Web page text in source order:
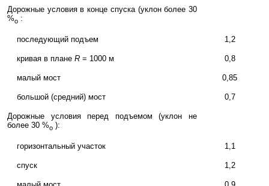
Дорожные условия в конце спуска (уклон более 30
%о :
последующий подъем 1,2
кривая в планеR = 1000 м 0,8
малый мост 0,85
большой (средний) мост 0,7
Дорожные условия перед подъемом (уклон не
более 30 %о ):
горизонтальный участок 1,1
спуск 1,2